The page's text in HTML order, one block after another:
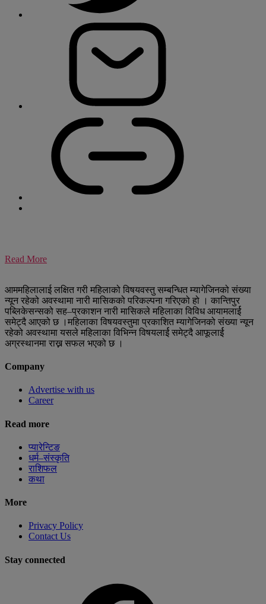
Read More
आममहिलालाई लक्षित गरी महिलाको विषयवस्तु सम्बन्धित म्यागेजिनको संख्या
न्यून रहेको अवस्थामा नारी मासिकको परिकल्पना गरिएको हो । कान्तिपुर
पब्लिकेसन्सको सह–प्रकाशन नारी मासिकले महिलाका विविध आयामलार्ई
समेट्दै आएको छ ।महिलाका विषयवस्तुमा प्रकाशित म्यागेजिनको संख्या न्यून
रहेको अवस्थामा यसले महिलाका विभिन्न विषयलार्ई समेट्दै आफूलार्ई
अग्रस्थानमा राख्न सफल भएको छ ।
Company
Advertise with us
Career
Read more
प्यारेन्टिङ
धर्म–संस्कृति
राशिफल
कथा
More
Privacy Policy
Contact Us
Stay connected